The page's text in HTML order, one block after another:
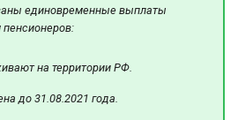
единовременные выплаты
на территории РФ.
до 31.08.2021 года.